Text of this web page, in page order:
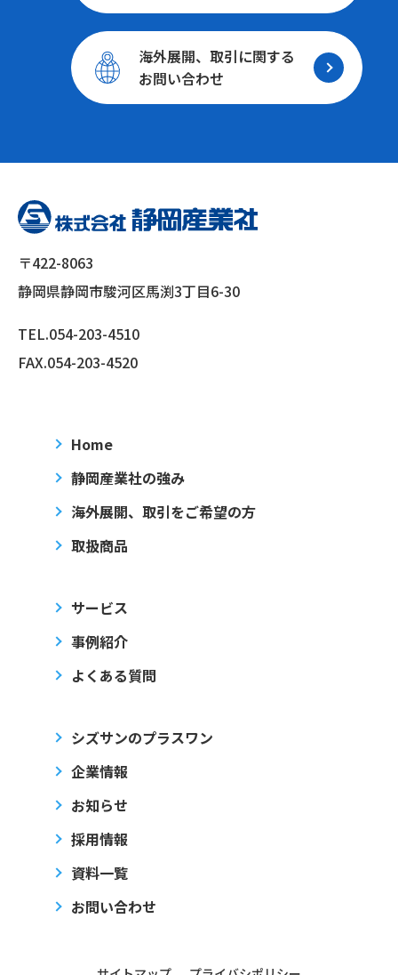
海外展開、取引に関する
お問い合わせ
〒422-8063
静岡県静岡市駿河区馬渕3丁目6-30
TEL.054-203-4510
FAX.054-203-4520
Home
静岡産業社の強み
海外展開、取引をご希望の方
取扱商品
サービス
事例紹介
よくある質問
シズサンのプラスワン
企業情報
お知らせ
採用情報
資料一覧
お問い合わせ